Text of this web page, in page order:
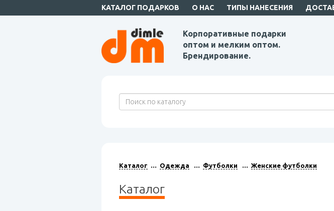
КАТАЛОГ ПОДАРКОВ О НАС ТИПЫ НАНЕСЕНИЯ
Корпоративные подарки
оптом и мелким оптом.
Брендирование.
Каталог Одежда Футболки Женские футболки
Каталог